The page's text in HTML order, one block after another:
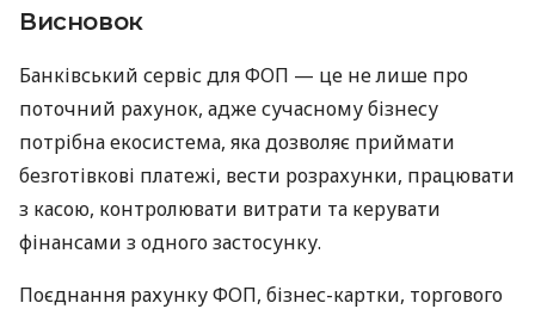
Висновок
Банківський сервіс для ФОП — це не лише про
поточний рахунок, адже сучасному бізнесу
потрібна екосистема, яка дозволяє приймати
безготівкові платежі, вести розрахунки, працювати
з касою, контролювати витрати та керувати
фінансами з одного застосунку.
Поєднання рахунку ФОП, бізнес-картки, торгового